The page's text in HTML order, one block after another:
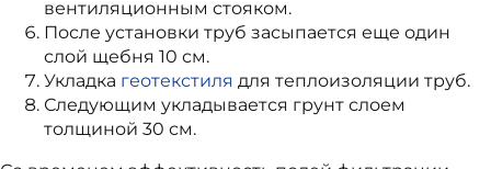
вентиляционным стояком.
После установки труб засыпается еще один
слой щебня 10 см.
Укладка геотекстиля для теплоизоляции труб.
Следующим укладывается грунт слоем
толщиной 30 см.